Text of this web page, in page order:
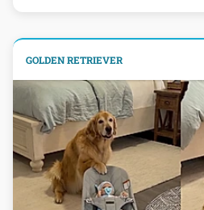
GOLDEN RETRIEVER